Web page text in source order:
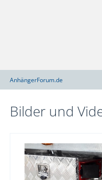
AnhängerForum.de
Bilder und